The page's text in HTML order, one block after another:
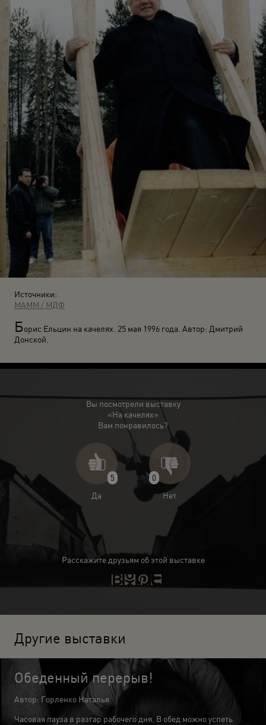
Источники:
МАММ / МДФ
Борис Ельцин на качелях. 25 мая 1996 года. Автор: Дмитрий
Донской.
Вы посмотрели выставку
«На качелях»
Вам понравилось?
5
Да
0
Нет
Расскажите друзьям об этой выставке
Другие выставки
Обеденный перерыв!
Автор: Горленко Наталья
Часовая пауза в разгар рабочего дня. В обед можно успеть